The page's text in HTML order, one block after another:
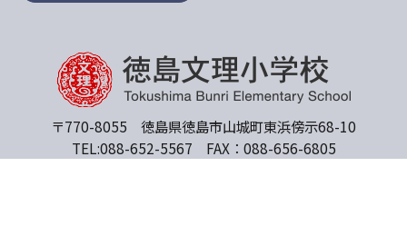
〒770-8055 徳島県徳島市山城町東浜傍示68-10
TEL:088-652-5567 FAX：088-656-6805